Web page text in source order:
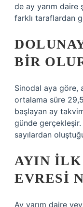
de ay yarım daire
farklı taraflardan
BIR
Sinodal aya göre,
ortalama süre
başlayan ay
günde gerçekleşir.
sayılardan
AYIN ILK
EVRESI
Ay yarım daire